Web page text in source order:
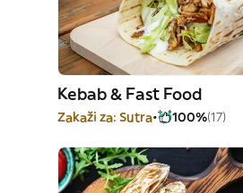
Kebab & Fast Food
Zakaži za: Sutra 100%(17)